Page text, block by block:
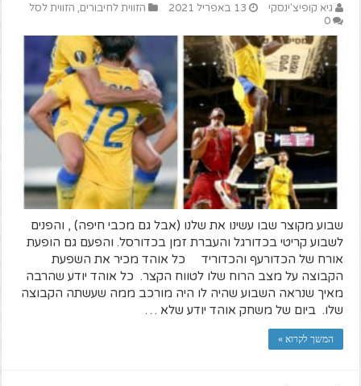
גיא קופיצ'ינסקי 13 באפריל 2021 הזווית לחיבורים, הזווית לסל
0
שבוע מקוצר שבו עשינו את שלנו (אבל גם מכבי חיפה) , והפנים
לשבוע קריטי בכדורגל והעברת זמן בכדורסל. והפעם גם הופעת
אורח של הכדורעף והכדוריד כל אוהד מכיר את השפעת
הקבוצה על מצב הרוח שלו לטווח הקצר. כל אוהד יודע שהרבה
מאיך שנראה השבוע שהיה לו היה מורכב ממה שעשתה הקבוצה
שלו. ביום של משחק אוהד יודע שלא …
המשך לקרוא »